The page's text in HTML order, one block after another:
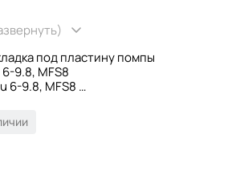
под пластину помпы
9.8, MFS8
6-9.8, MFS8